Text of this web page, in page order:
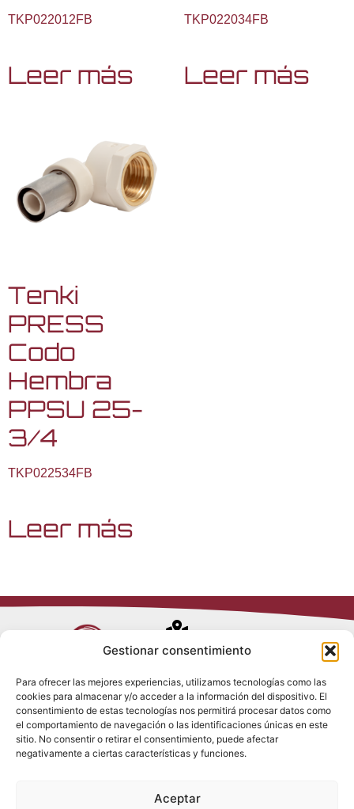
Gestionar consentimiento
Para ofrecer las mejores experiencias, utilizamos tecnologías como las
cookies para almacenar y/o acceder a la información del dispositivo. El
consentimiento de estas tecnologías nos permitirá procesar datos como
el comportamiento de navegación o las identificaciones únicas en este
sitio. No consentir o retirar el consentimiento, puede afectar
negativamente a ciertas características y funciones.
Aceptar
TKP022012FB
Leer más
TKP022034FB
Leer más
Tenki
PRESS
Codo
Hembra
PPSU 25-
3/4
TKP022534FB
Leer más
Avenida de
28017 Madrid
(España)
(+34) 910 917
info@tenki-
Política de
Privacidad
Política de
Cookies